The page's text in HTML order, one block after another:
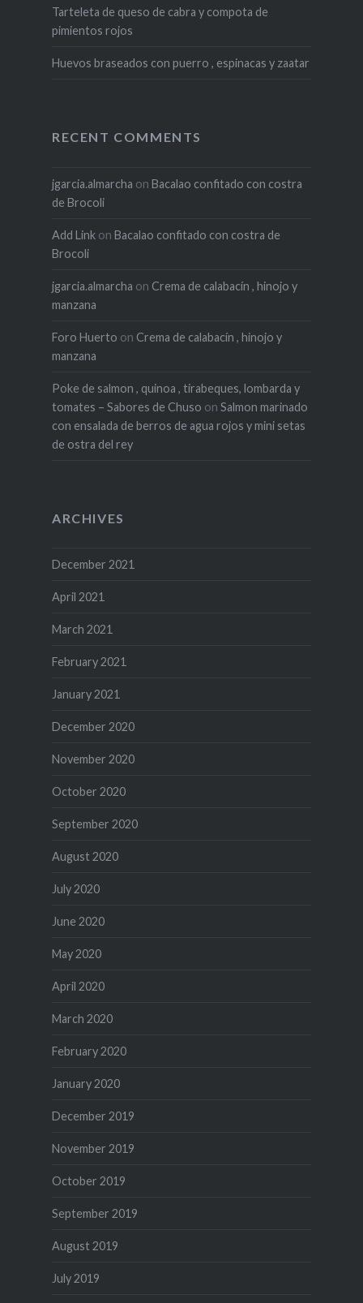
Tarteleta de queso de cabra y compota de
pimientos rojos
Huevos braseados con puerro , espinacas y zaatar
RECENT COMMENTS
jgarcia.almarcha on Bacalao confitado con costra
de Brocoli
Add Linkon Bacalao confitado con costra de
Brocoli
jgarcia.almarcha on Crema de calabacín , hinojo y
manzana
Foro Huerto on Crema de calabacín , hinojo y
manzana
Poke de salmon , quinoa , tirabeques, lombarda y
tomates – Sabores de Chuso on Salmon marinado
con ensalada de berros de agua rojos y mini setas
de ostra del rey
ARCHIVES
December 2021
April 2021
March 2021
February 2021
January 2021
December 2020
November 2020
October 2020
September 2020
August 2020
July 2020
June 2020
May 2020
April 2020
March 2020
February 2020
January 2020
December 2019
November 2019
October 2019
September 2019
August 2019
July 2019